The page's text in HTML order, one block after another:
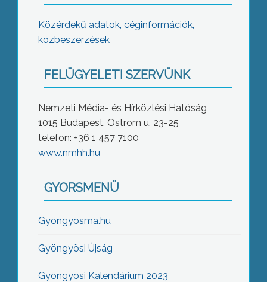
Közérdekű adatok, céginformációk,
közbeszerzések
FELÜGYELETI SZERVÜNK
Nemzeti Média- és Hírközlési Hatóság
1015 Budapest, Ostrom u. 23-25
telefon: +36 1 457 7100
www.nmhh.hu
GYORSMENÜ
Gyöngyösma.hu
Gyöngyösi Újság
Gyöngyösi Kalendárium 2023